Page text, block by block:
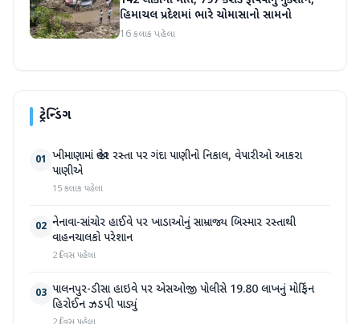
હિમાચલ પ્રદેશમાં ભારે ચોમાસાનો સામનો
16 કલાક પહેલા
ટ્રેન્ડિંગ
01 ખીમાણામાં જાહેર રસ્તા પર ગંદા પાણીનો નિકાલ, વેપારીઓ આકરા
પાણીએ
15 કલાક પહેલા
02 નેનાવા-સાંચોર હાઈવે પર ખાડાઓનું સામ્રાજ્ય બિસ્માર રસ્તાથી
વાહનચાલકો પરેશાન
2 દિવસ પહેલા
03 પાલનપુર-ડીસા હાઇવે પર એસઓજી પોલીસે 19.80 લાખનું મોર્ફિન
હિરોઈન ઝડપી પાડ્યું